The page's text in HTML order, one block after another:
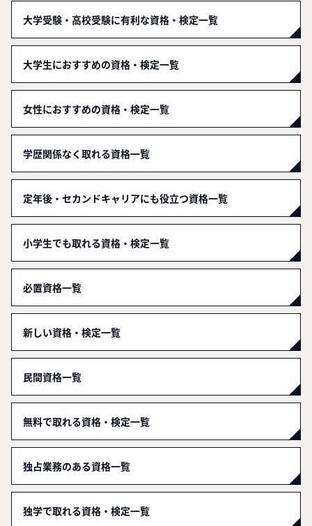
大学受験・高校受験に有利な資格・検定一覧
大学生におすすめの資格・検定一覧
女性におすすめの資格・検定一覧
学歴関係なく取れる資格一覧
定年後・セカンドキャリアにも役立つ資格一覧
小学生でも取れる資格・検定一覧
必置資格一覧
新しい資格・検定一覧
民間資格一覧
無料で取れる資格・検定一覧
独占業務のある資格一覧
独学で取れる資格・検定一覧